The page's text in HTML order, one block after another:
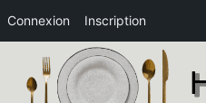
Connexion Inscription